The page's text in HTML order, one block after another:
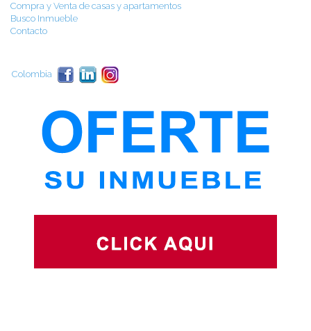
Compra y Venta de casas y apartamentos
Busco Inmueble
Contacto
Colombia